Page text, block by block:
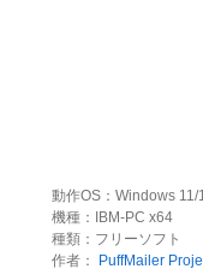
動作OS：Windows 11/
機種：IBM-PC x64
種類：フリーソフト
作者：
PuffMailer